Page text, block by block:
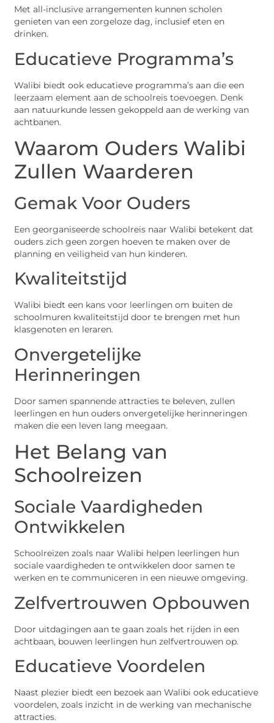
Met all-inclusive arrangementen kunnen scholen
genieten van een zorgeloze dag, inclusief eten en
drinken.
Educatieve Programma’s
Walibi biedt ook educatieve programma’s aan die een
leerzaam element aan de schoolreis toevoegen. Denk
aan natuurkunde lessen gekoppeld aan de werking van
achtbanen.
Waarom Ouders Walibi
Zullen Waarderen
Gemak Voor Ouders
Een georganiseerde schoolreis naar Walibi betekent dat
ouders zich geen zorgen hoeven te maken over de
planning en veiligheid van hun kinderen.
Kwaliteitstijd
Walibi biedt een kans voor leerlingen om buiten de
schoolmuren kwaliteitstijd door te brengen met hun
klasgenoten en leraren.
Onvergetelijke
Herinneringen
Door samen spannende attracties te beleven, zullen
leerlingen en hun ouders onvergetelijke herinneringen
maken die een leven lang meegaan.
Het Belang van
Schoolreizen
Sociale Vaardigheden
Ontwikkelen
Schoolreizen zoals naar Walibi helpen leerlingen hun
sociale vaardigheden te ontwikkelen door samen te
werken en te communiceren in een nieuwe omgeving.
Zelfvertrouwen Opbouwen
Door uitdagingen aan te gaan zoals het rijden in een
achtbaan, bouwen leerlingen hun zelfvertrouwen op.
Educatieve Voordelen
Naast plezier biedt een bezoek aan Walibi ook educatieve
voordelen, zoals inzicht in de werking van mechanische
attracties.